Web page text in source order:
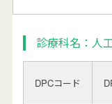
診療科名：人
DPCコード